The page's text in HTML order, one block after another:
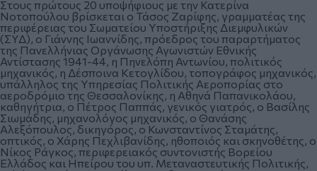
Στους πρώτους 20 υποψήφιους με την Κατερίνα
Νοτοπούλου βρίσκεται ο Τάσος Ζαρίφης, γραμματέας της
περιφέρειας του Σωματείου Υποστήριξης Διεμφυλικών
(ΣΥΔ), ο Γιάννης Ιωαννίδης, πρόεδρος του παραρτήματος
της Πανελλήνιας Οργάνωσης Αγωνιστών Εθνικής
Αντίστασης 1941-44, η Πηνελόπη Αντωνίου, πολιτικός
μηχανικός, η Δέσποινα Κετογλίδου, τοπογράφος μηχανικός,
υπάλληλος της Υπηρεσίας Πολιτικής Αεροπορίας στο
αεροδρόμιο της Θεσσαλονίκης, η Αθηνά Παπανικολάου,
καθηγήτρια, ο Πέτρος Παππάς, γενικός γιατρός, ο Βασίλης
Σιωμάδης, μηχανολόγος μηχανικός, ο Θανάσης
Αλεξόπουλος, δικηγόρος, ο Κωνσταντίνος Σταμάτης,
οπτικός, ο Χάρης Πεχλιβανίδης, ηθοποιός και σκηνοθέτης, ο
Νίκος Ράγκος, περιφερειακός συντονιστής Βορείου
Ελλάδος και Ηπείρου του υπ. Μεταναστευτικής Πολιτικής,